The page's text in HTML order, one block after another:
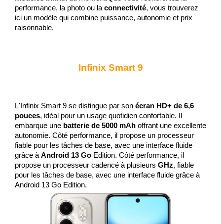
performance, la photo ou la connectivité, vous trouverez
ici un modèle qui combine puissance, autonomie et prix
raisonnable.
Infinix Smart 9
L'Infinix Smart 9 se distingue par son écran HD+ de 6,6
pouces, idéal pour un usage quotidien confortable. Il
embarque une batterie de 5000 mAh offrant une excellente
autonomie. Côté performance, il propose un processeur
fiable pour les tâches de base, avec une interface fluide
grâce à Android 13 Go Edition. Côté performance, il
propose un processeur cadencé à plusieurs GHz, fiable
pour les tâches de base, avec une interface fluide grâce à
Android 13 Go Edition.